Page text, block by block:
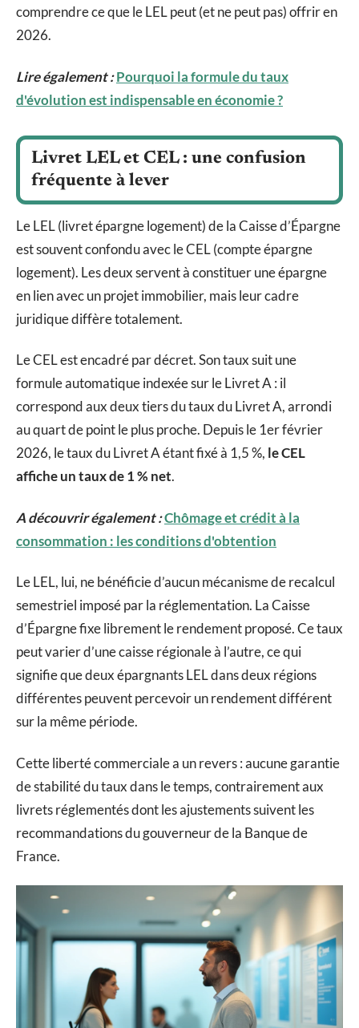
comprendre ce que le LEL peut (et ne peut pas) offrir en
2026.
Lire également :Pourquoi la formule du taux
d'évolution est indispensable en économie ?
Livret LEL et CEL : une confusion
fréquente à lever
Le LEL (livret épargne logement) de la Caisse d’Épargne
est souvent confondu avec le CEL (compte épargne
logement). Les deux servent à constituer une épargne
en lien avec un projet immobilier, mais leur cadre
juridique diffère totalement.
Le CEL est encadré par décret. Son taux suit une
formule automatique indexée sur le Livret A : il
correspond aux deux tiers du taux du Livret A, arrondi
au quart de point le plus proche. Depuis le 1er février
2026, le taux du Livret A étant fixé à 1,5 %, le CEL
affiche un taux de 1 % net.
A découvrir également :Chômage et crédit à la
consommation : les conditions d'obtention
Le LEL, lui, ne bénéficie d’aucun mécanisme de recalcul
semestriel imposé par la réglementation. La Caisse
d’Épargne fixe librement le rendement proposé. Ce taux
peut varier d’une caisse régionale à l’autre, ce qui
signifie que deux épargnants LEL dans deux régions
différentes peuvent percevoir un rendement différent
sur la même période.
Cette liberté commerciale a un revers : aucune garantie
de stabilité du taux dans le temps, contrairement aux
livrets réglementés dont les ajustements suivent les
recommandations du gouverneur de la Banque de
France.